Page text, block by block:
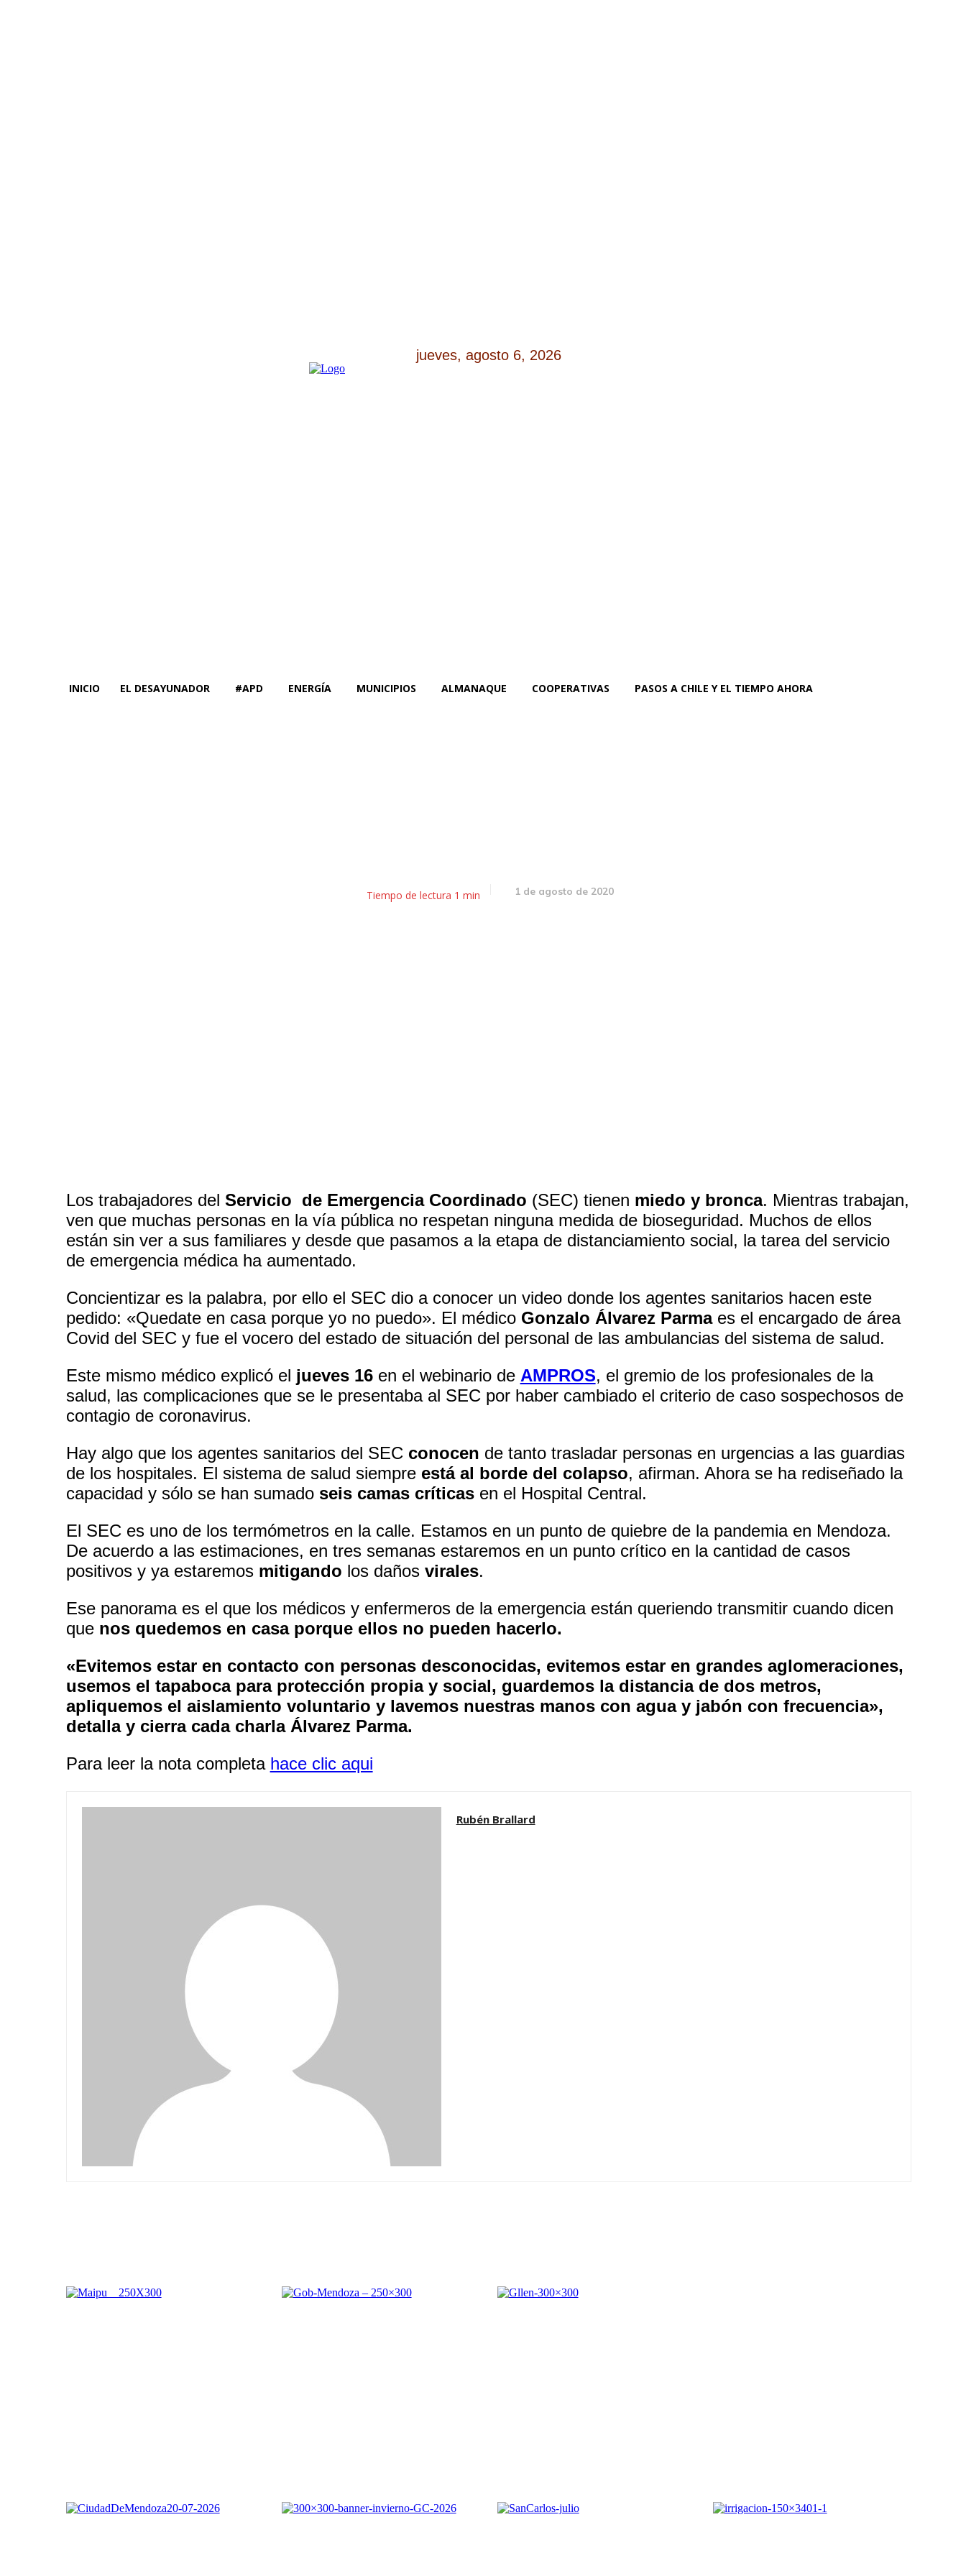
jueves, agosto 6, 2026
INICIO EL DESAYUNADOR #APD ENERGÍA MUNICIPIOS ALMANAQUE COOPERATIVAS PASOS A CHILE Y EL TIEMPO AHORA
Tiempo de lectura 1 min 1 de agosto de 2020
Los trabajadores del Servicio de Emergencia Coordinado (SEC) tienen miedo y bronca. Mientras trabajan,
ven que muchas personas en la vía pública no respetan ninguna medida de bioseguridad. Muchos de ellos
están sin ver a sus familiares y desde que pasamos a la etapa de distanciamiento social, la tarea del servicio
de emergencia médica ha aumentado.
Concientizar es la palabra, por ello el SEC dio a conocer un video donde los agentes sanitarios hacen este
pedido: «Quedate en casa porque yo no puedo». El médico Gonzalo Álvarez Parma es el encargado de área
Covid del SEC y fue el vocero del estado de situación del personal de las ambulancias del sistema de salud.
Este mismo médico explicó el jueves 16en el webinario de AMPROS, el gremio de los profesionales de la
salud, las complicaciones que se le presentaba al SEC por haber cambiado el criterio de caso sospechosos de
contagio de coronavirus.
Hay algo que los agentes sanitarios del SEC conocen de tanto trasladar personas en urgencias a las guardias
de los hospitales. El sistema de salud siempre está al borde del colapso, afirman. Ahora se ha rediseñado la
capacidad y sólo se han sumado seis camas críticasen el Hospital Central.
El SEC es uno de los termómetros en la calle. Estamos en un punto de quiebre de la pandemia en Mendoza.
De acuerdo a las estimaciones, en tres semanas estaremos en un punto crítico en la cantidad de casos
positivos y ya estaremos mitigando los daños virales.
Ese panorama es el que los médicos y enfermeros de la emergencia están queriendo transmitir cuando dicen
que nos quedemos en casa porque ellos no pueden hacerlo.
«Evitemos estar en contacto con personas desconocidas, evitemos estar en grandes aglomeraciones,
usemos el tapaboca para protección propia y social, guardemos la distancia de dos metros,
apliquemos el aislamiento voluntario y lavemos nuestras manos con agua y jabón con frecuencia»,
detalla y cierra cada charla Álvarez Parma.
Para leer la nota completa hace clic aqui
Rubén Brallard